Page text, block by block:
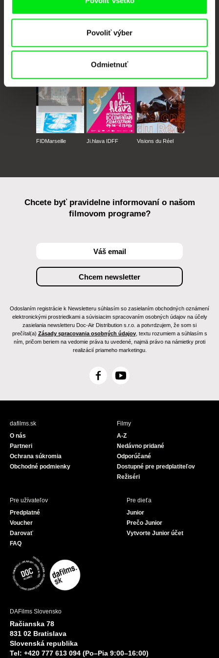
Povoliť výber
Odmietnuť
CPH:DOX Doclisboa
Millennium Docs
DOK Leipzig
FIDMarseille Ji.hlava IDFF Visions du Réel
Chcete byť pravidelne informovaní o našom
filmovom programe?
Odoslaním registrácie k Newsletteru súhlasím so zasielaním obchodných oznámení
elektronickými prostriedkami a súvisiacim spracovaním osobných údajov na účely
zasielania newsletteru Doc-Air Distribution s.r.o. a potvrdzujem, že som si
prečítal(a) Zásady spracovania osobných údajov, textu rozumiem a súhlasím s
ním, pričom beriem na vedomie práva tu uvedené, najmä právo na námietky proti
realizácií priameho marketingu.
F
c
Y
u
e
dafilms.sk
O nás
Partneri
Ochrana súkromia
Obchodné podmienky
Filmy
A-Z
Nedávno pridané
Odporúčané
Dostupné pre predplatiteľov
Režiséri
Pre užívateľov
Predplatné
Voucher
Darovať
FAQ
Pre dieťa
Junior
Prečo Junior
Vytvorte Junior účet
DAFilms Slovensko
Račianska 78
831 02 Bratislava
Slovenská republika
Tel: +420 777 613 094 (Po–Pia 9:00–16:00)